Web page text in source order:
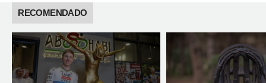
RECOMENDADO